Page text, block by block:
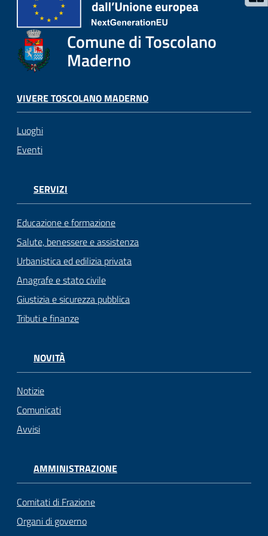
argomenti...
su
Comune di Toscolano
Maderno
VIVERE TOSCOLANO MADERNO
Luoghi
Eventi
SERVIZI
Educazione e formazione
Salute, benessere e assistenza
Urbanistica ed edilizia privata
Anagrafe e stato civile
Giustizia e sicurezza pubblica
Tributi e finanze
NOVITÀ
Notizie
Comunicati
Avvisi
AMMINISTRAZIONE
Comitati di Frazione
Organi di governo